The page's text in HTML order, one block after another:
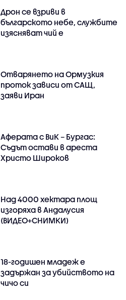
Дрон се взриви в
българското небе, службите
изясняват чий е
Отварянето на Ормузкия
проток зависи от САЩ,
заяви Иран
Аферата с ВиК – Бургас:
Съдът остави в ареста
Христо Широков
Над 4000 хектара площ
изгоряха в Андалусия
(ВИДЕО+СНИМКИ)
18-годишен младеж е
задържан за убийството на
чичо си